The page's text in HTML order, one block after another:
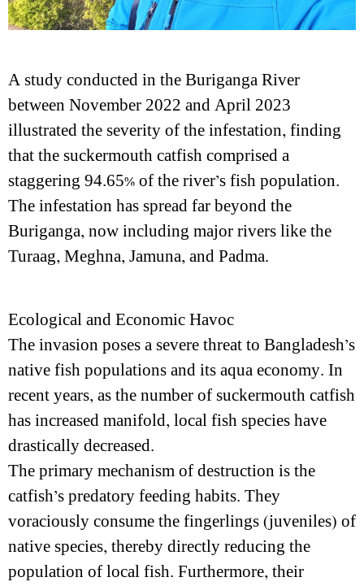
A study conducted in the Buriganga River
between November 2022 and April 2023
illustrated the severity of the infestation, finding
that the suckermouth catfish comprised a
staggering 94.65% of the river’s fish population.
The infestation has spread far beyond the
Buriganga, now including major rivers like the
Turaag, Meghna, Jamuna, and Padma.
Ecological and Economic Havoc
The invasion poses a severe threat to Bangladesh’s
native fish populations and its aqua economy. In
recent years, as the number of suckermouth catfish
has increased manifold, local fish species have
drastically decreased.
The primary mechanism of destruction is the
catfish’s predatory feeding habits. They
voraciously consume the fingerlings (juveniles) of
native species, thereby directly reducing the
population of local fish. Furthermore, their